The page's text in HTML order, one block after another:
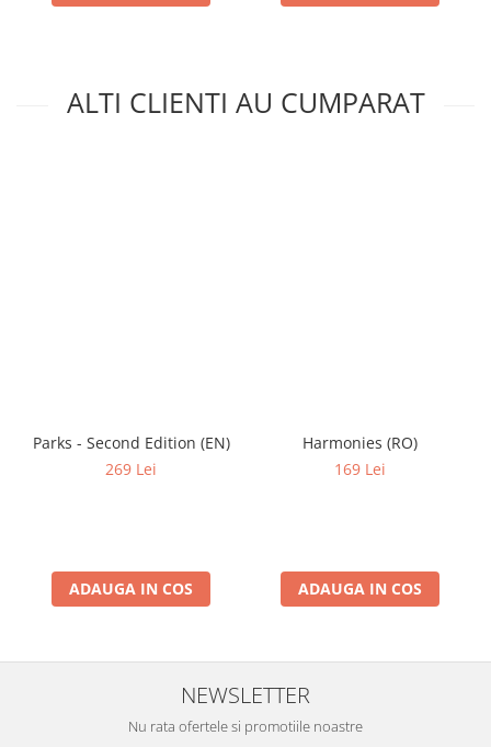
ALTI CLIENTI AU CUMPARAT
Parks - Second Edition (EN)
269 Lei
ADAUGA IN COS
Harmonies (RO)
169 Lei
ADAUGA IN COS
NEWSLETTER
Nu rata ofertele si promotiile noastre